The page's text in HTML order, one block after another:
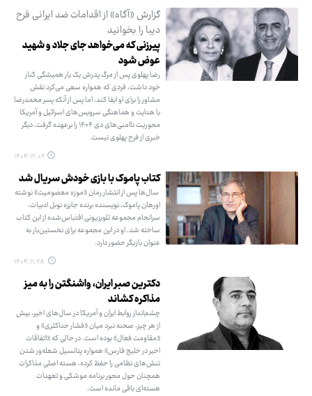
گزارش «آگاه» از اقدامات ضد ایرانی فرح
دیبا را بخوانید
پیرزنی که می‌خواهد جای جلاد و شهید
عوض شود
رضا پهلوی پس از مرگ پدرش یک یار همیشگی کنار
خود داشت، فردی که همواره سعی می‌کرد نقش
مشاور را برای او ایفا کند، اما پس از آنکه پسر محمدرضا
با هدایت و هماهنگی سرویس‌های اسرائیل و آمریکا
محوریت ناامنی‌های دی ۱۴۰۴ را برعهده گرفت، دیگر
خبری از فرح پهلوی نیست.
۱۴۰۴.۱۲.۰۲
کتاب پاموک با بازی خودش سریال شد
سال‌ها پس از انتشار رمان «موزه معصومیت» نوشته
اورهان پاموک، نویسنده برنده جایزه نوبل ادبیات،
سرانجام مجموعه تلویزیونی اقتباس‌شده از این کتاب
ساخته شد. او در این مجموعه برای نخستین‌بار به
عنوان بازیگر حضور دارد.
۱۴۰۴.۱۱.۲۸
دکترین صبر ایران، واشنگتن را به میز
مذاکره کشاند
چشم‌انداز روابط ایران و آمریکا در سال‌های اخیر، بیش
از هر چیز، صحنه نبرد میان «فشار حداکثری» و
«مقاومت فعال» بوده است. در حالی که «اتفاقات
اخیر در خلیج فارس» همواره پتانسیل شعله‌ور شدن
تنش‌های نظامی را حفظ کرده، هسته اصلی مذاکرات
همچنان حول محور برنامه موشکی و تعهدات
هسته‌ای باقی مانده است.